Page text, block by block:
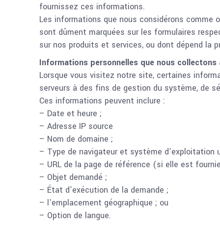
fournissez ces informations.
Les informations que nous considérons comme
sont dûment marquées sur les formulaires
sur nos produits et services, ou dont dépend la
Informations personnelles que nous
Lorsque vous visitez notre site, certaines
serveurs à des fins de gestion du système, de
Ces informations peuvent inclure :
– Date et heure ;
– Adresse IP source
– Nom de domaine ;
– Type de navigateur et système
– URL de la page de référence (si elle est
– Objet demandé ;
– État d’exécution de la demande ;
– l’emplacement géographique ; ou
– Option de langue.